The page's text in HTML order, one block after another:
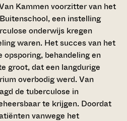
Kammen voorzitter van het
een instelling
onderwijs kregen
waren. Het succes van het
opsporing, behandeling en
groot, dat een langdurige
overbodig werd. Van
de tuberculose in
te krijgen. Doordat
vanwege het